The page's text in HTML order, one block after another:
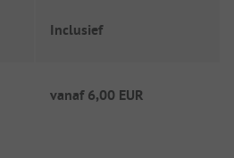
Inclusief
vanaf 6,00 EUR